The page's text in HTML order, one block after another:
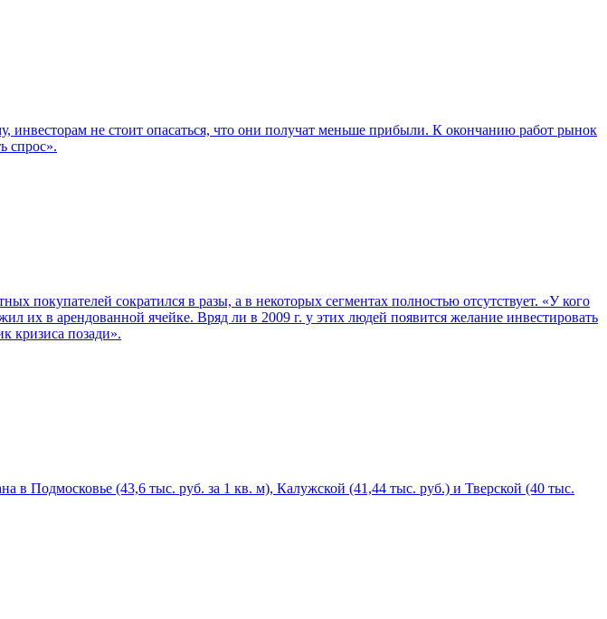
инвесторам не стоит опасаться, что они получат меньше прибыли. К окончанию работ рынок
спрос».
покупателей сократился в разы, а в некоторых сегментах полностью отсутствует. «У кого
их в арендованной ячейке. Вряд ли в 2009 г. у этих людей появится желание инвестировать
кризиса позади».
в Подмосковье (43,6 тыс. руб. за 1 кв. м), Калужской (41,44 тыс. руб.) и Тверской (40 тыс.